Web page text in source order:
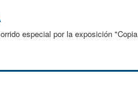
especial por la exposición "Copia